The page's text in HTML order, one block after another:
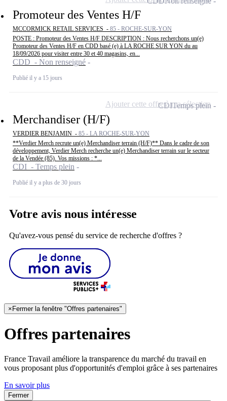
Promoteur des Ventes H/F
MCCORMICK RETAIL SERVICES - 85 - ROCHE-SUR-YON
POSTE : Promoteur des Ventes H/F DESCRIPTION : Nous recherchons un(e)
Promoteur des Ventes H/F en CDD basé (e) à LA ROCHE SUR YON du au
18/09/2026 pour visiter entre 30 et 40 magasins, en...
CDD - Non renseigné
Publié il y a 15 jours
Merchandiser (H/F)
VERDIER BENJAMIN - 85 - LA ROCHE-SUR-YON
**Verdier Merch recrute un(e) Merchandiser terrain (H/F)** Dans le cadre de son
développement, Verdier Merch recherche un(e) Merchandiser terrain sur le secteur
de la Vendée (85). Vos missions : *...
CDI - Temps plein
Publié il y a plus de 30 jours
CDITemps plein
Ajouter cette offre à ma sélection
Votre avis nous intéresse
Qu'avez-vous pensé du service de recherche d'offres ?
× Fermer la fenêtre "Offres partenaires"
Offres partenaires
France Travail améliore la transparence du marché du travail en
vous proposant plus d'opportunités d'emploi grâce à ses partenaires
En savoir plus
Fermer